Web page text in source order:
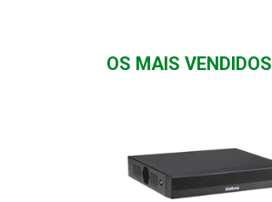
OS MAIS VENDIDOS